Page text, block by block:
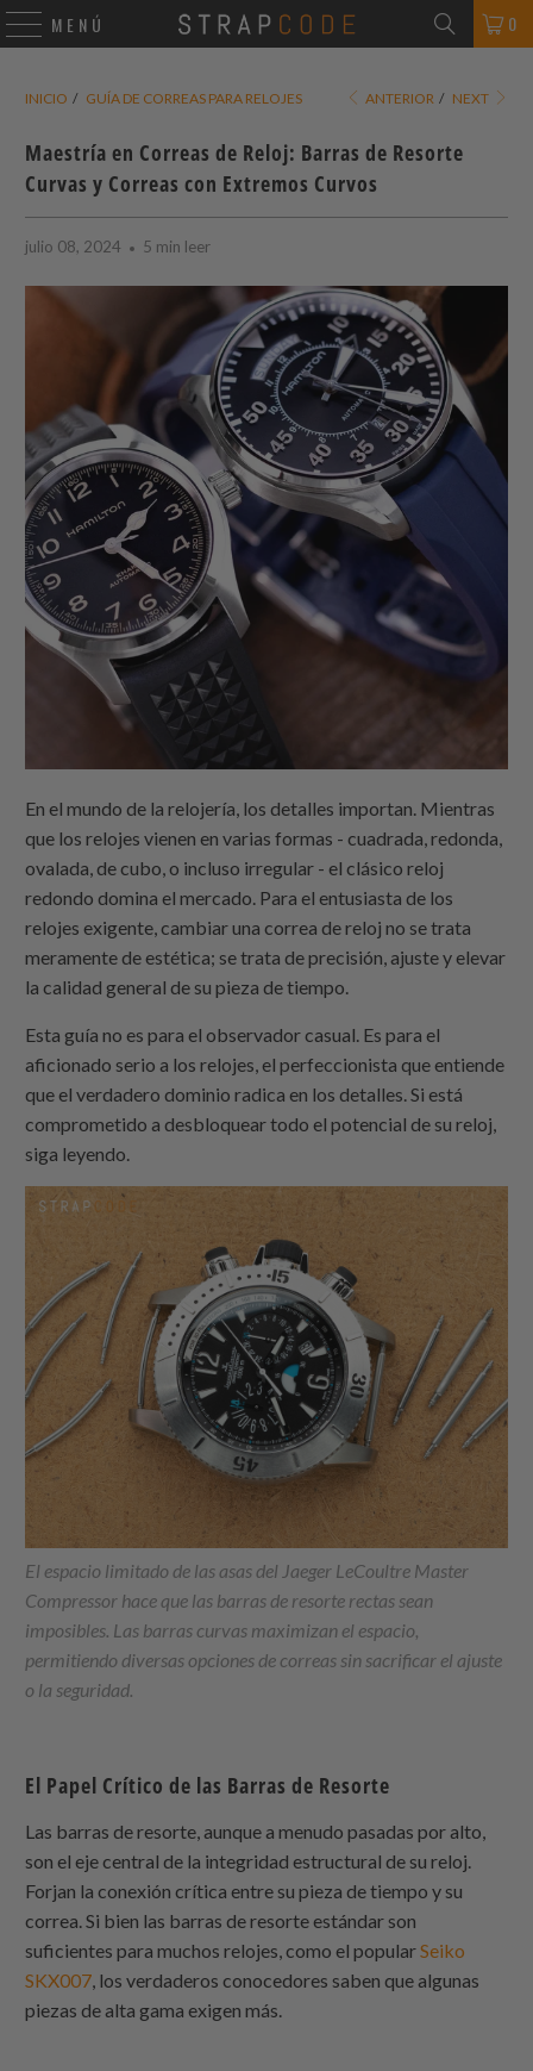
MENÚ 0
INICIO / GUÍA DE CORREAS PARA RELOJES ANTERIOR / NEXT
Maestría en Correas de Reloj: Barras de Resorte
Curvas y Correas con Extremos Curvos
julio 08, 2024 5 min leer
En el mundo de la relojería, los detalles importan. Mientras
que los relojes vienen en varias formas - cuadrada, redonda,
ovalada, de cubo, o incluso irregular - el clásico reloj
redondo domina el mercado. Para el entusiasta de los
relojes exigente, cambiar una correa de reloj no se trata
meramente de estética; se trata de precisión, ajuste y elevar
la calidad general de su pieza de tiempo.
Esta guía no es para el observador casual. Es para el
aficionado serio a los relojes, el perfeccionista que entiende
que el verdadero dominio radica en los detalles. Si está
comprometido a desbloquear todo el potencial de su reloj,
siga leyendo.
El espacio limitado de las asas del Jaeger LeCoultre Master
Compressor hace que las barras de resorte rectas sean
imposibles. Las barras curvas maximizan el espacio,
permitiendo diversas opciones de correas sin sacrificar el ajuste
o la seguridad.
El Papel Crítico de las Barras de Resorte
Las barras de resorte, aunque a menudo pasadas por alto,
son el eje central de la integridad estructural de su reloj.
Forjan la conexión crítica entre su pieza de tiempo y su
correa. Si bien las barras de resorte estándar son
suficientes para muchos relojes, como el popularSeiko
SKX007, los verdaderos conocedores saben que algunas
piezas de alta gama exigen más.